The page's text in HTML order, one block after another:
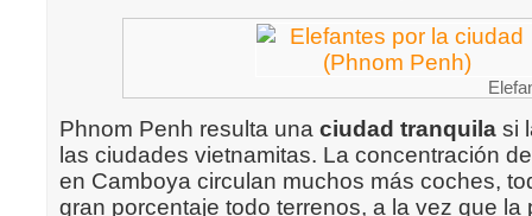
Phnom Penh resulta una ciudad tranquila si
las ciudades vietnamitas. La concentración
en Camboya circulan muchos más coches,
gran porcentaje todo terrenos, a la vez que la